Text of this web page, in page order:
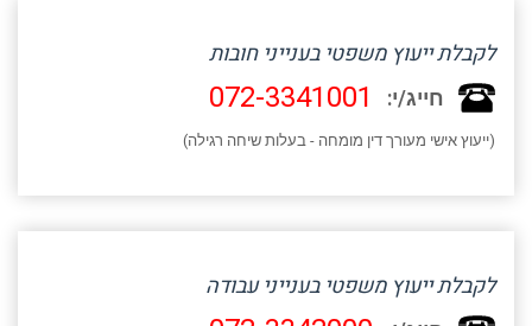
לקבלת ייעוץ משפטי בענייני חובות
חייג/י: 072-3341001
(ייעוץ אישי מעורך דין מומחה - בעלות שיחה רגילה)
לקבלת ייעוץ משפטי בענייני עבודה